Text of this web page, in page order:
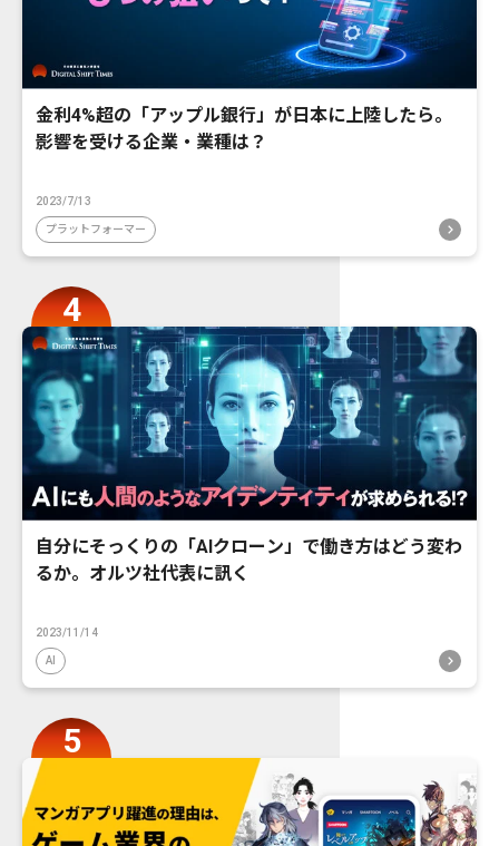
金利4%超の「アップル銀行」が日本に上陸したら。
影響を受ける企業・業種は？
2023/7/13
プラットフォーマー
自分にそっくりの「AIクローン」で働き方はどう変わ
るか。オルツ社代表に訊く
2023/11/14
AI